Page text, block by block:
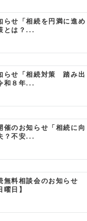
らせ「相続を円満に進め
とは？...
らせ「相続対策 踏み出
和８年...
催のお知らせ「相続に向
？不安...
料相談会のお知らせ
曜日】